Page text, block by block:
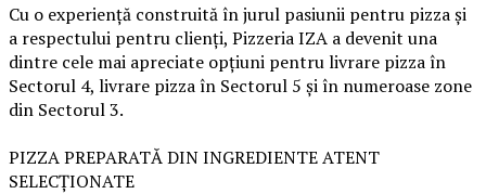
Cu o experiență construită în jurul pasiunii pentru pizza și
a respectului pentru clienți, Pizzeria IZA a devenit una
dintre cele mai apreciate opțiuni pentru livrare pizza în
Sectorul 4, livrare pizza în Sectorul 5 și în numeroase zone
din Sectorul 3.
PIZZA PREPARATĂ DIN INGREDIENTE ATENT
SELECȚIONATE